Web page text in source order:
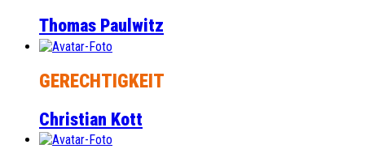
Thomas Paulwitz
GERECHTIGKEIT
Christian Kott